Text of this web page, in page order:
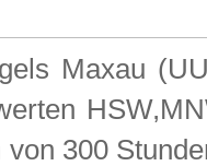
Maxau
300